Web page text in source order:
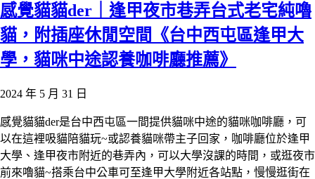
感覺貓貓der｜逢甲夜市巷弄台式老宅純嚕
貓，附插座休閒空間《台中西屯區逢甲大
學，貓咪中途認養咖啡廳推薦》
2024 年 5 月 31 日
感覺貓貓der是台中西屯區一間提供貓咪中途的貓咪咖啡廳，可
以在這裡吸貓陪貓玩~或認養貓咪帶主子回家，咖啡廳位於逢甲
大學、逢甲夜市附近的巷弄內，可以大學沒課的時間，或逛夜市
前來嚕貓~搭乘台中公車可至逢甲大學附近各站點，慢慢逛街在